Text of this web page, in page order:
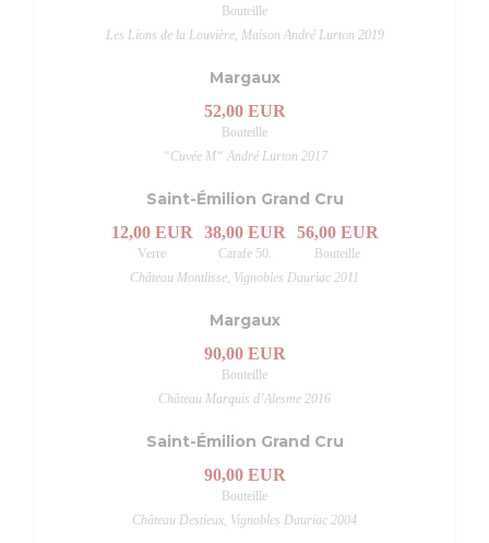
Bouteille
Les Lions de la Louvière, Maison André Lurton 2019
Margaux
52,00 EUR
Bouteille
“Cuvée M“ André Lurton 2017
Saint-Émilion Grand Cru
12,00 EUR
Verre
38,00 EUR
Carafe 50.
56,00 EUR
Bouteille
Château Montlisse, Vignobles Dauriac 2011
Margaux
90,00 EUR
Bouteille
Château Marquis d’Alesme 2016
Saint-Émilion Grand Cru
90,00 EUR
Bouteille
Château Destieux, Vignobles Dauriac 2004